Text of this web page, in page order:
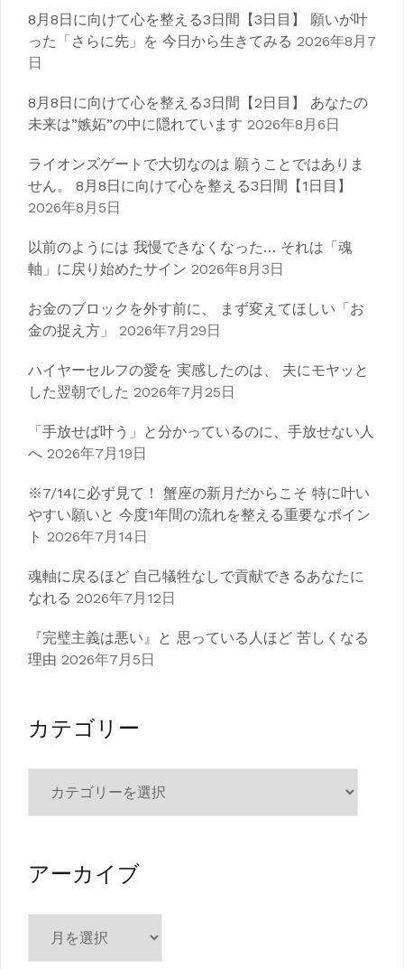
ー
シ
ョ
ン
8月8日に向けて心を整える3日間【3日目】 願いが叶
った「さらに先」を 今日から生きてみる 2026年8月7
日
8月8日に向けて心を整える3日間【2日目】 あなたの
未来は”嫉妬”の中に隠れています 2026年8月6日
ライオンズゲートで大切なのは 願うことではありま
せん。 8月8日に向けて心を整える3日間【1日目】
2026年8月5日
以前のようには 我慢できなくなった… それは「魂
軸」に戻り始めたサイン 2026年8月3日
お金のブロックを外す前に、 まず変えてほしい「お
金の捉え方」
2026年7月29日
ハイヤーセルフの愛を 実感したのは、 夫にモヤッと
した翌朝でした 2026年7月25日
「手放せば叶う」と分かっているのに、手放せない人
へ 2026年7月19日
※7/14に必ず見て！ 蟹座の新月だからこそ 特に叶い
やすい願いと 今度1年間の流れを整える重要なポイン
ト 2026年7月14日
魂軸に戻るほど 自己犠牲なしで貢献できるあなたに
なれる 2026年7月12日
『完璧主義は悪い』と 思っている人ほど 苦しくなる
理由 2026年7月5日
カテゴリー
ゴ
ー
アーカイブ